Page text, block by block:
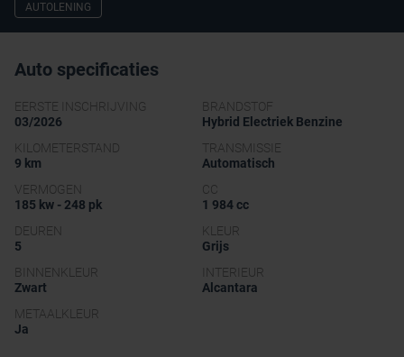
AUTOLENING
Auto specificaties
EERSTE INSCHRIJVING
03/2026
BRANDSTOF
Hybrid Electriek Benzine
KILOMETERSTAND
9 km
TRANSMISSIE
Automatisch
VERMOGEN
185 kw - 248 pk
CC
1 984 cc
DEUREN
5
KLEUR
Grijs
BINNENKLEUR
Zwart
INTERIEUR
Alcantara
METAALKLEUR
Ja